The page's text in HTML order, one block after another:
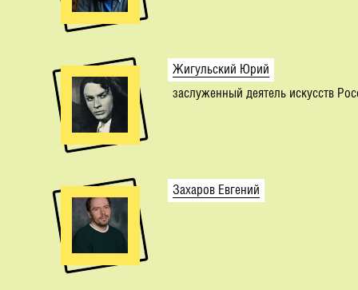
Жигульский Юрий
заслуженный деятель искусств
Захаров Евгений